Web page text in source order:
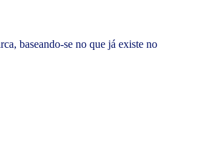
baseando-se no que já existe no